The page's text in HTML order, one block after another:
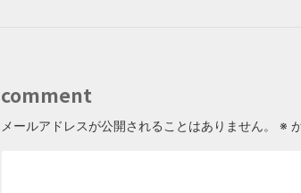
comment
メールアドレスが公開されることはありません。 ※